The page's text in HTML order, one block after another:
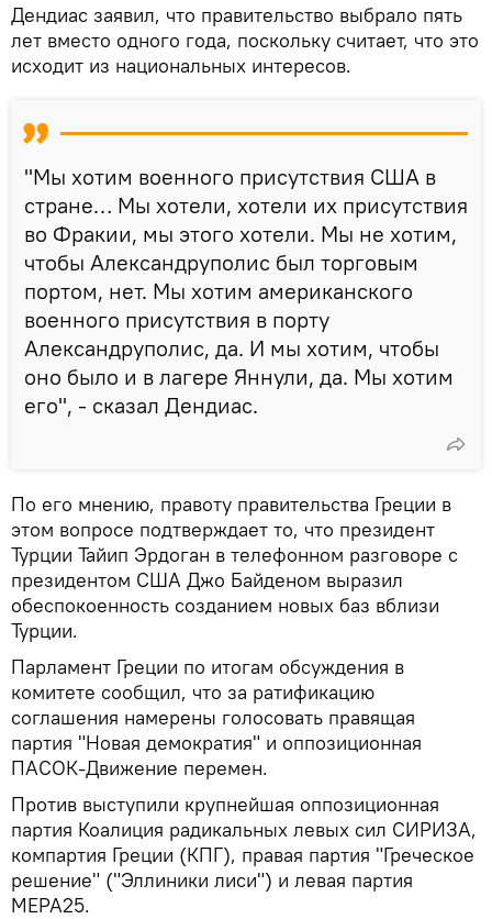
Дендиас заявил, что правительство выбрало пять
лет вместо одного года, поскольку считает, что это
исходит из национальных интересов.
"Мы хотим военного присутствия США в
стране… Мы хотели, хотели их присутствия
во Фракии, мы этого хотели. Мы не хотим,
чтобы Александруполис был торговым
портом, нет. Мы хотим американского
военного присутствия в порту
Александруполис, да. И мы хотим, чтобы
оно было и в лагере Яннули, да. Мы хотим
его", - сказал Дендиас.
По его мнению, правоту правительства Греции в
этом вопросе подтверждает то, что президент
Турции Тайип Эрдоган в телефонном разговоре с
президентом США Джо Байденом выразил
обеспокоенность созданием новых баз вблизи
Турции.
Парламент Греции по итогам обсуждения в
комитете сообщил, что за ратификацию
соглашения намерены голосовать правящая
партия "Новая демократия" и оппозиционная
ПАСОК-Движение перемен.
Против выступили крупнейшая оппозиционная
партия Коалиция радикальных левых сил СИРИЗА,
компартия Греции (КПГ), правая партия "Греческое
решение" ("Эллиники лиси") и левая партия
МЕРА25.